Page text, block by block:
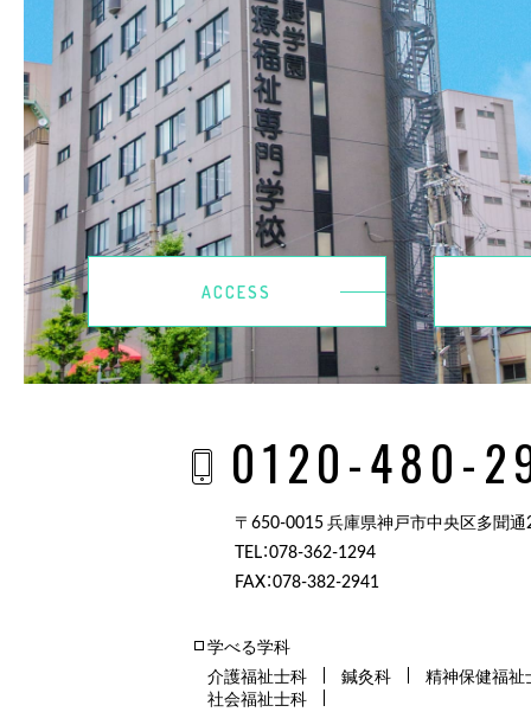
ACCESS
0120-480-
〒650-0015 兵庫県神戸市中央区多聞
TEL：078-362-1294
FAX：078-382-2941
学べる学科
介護福祉士科
鍼灸科
精神保健福祉
社会福祉士科